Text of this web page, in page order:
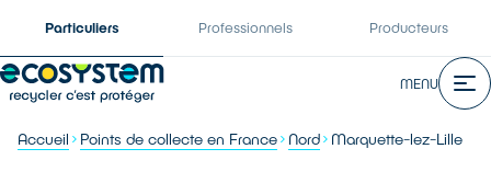
Particuliers Professionnels Producteurs
MENU
Accueil Points de collecte en France Nord Marquette-lez-Lille